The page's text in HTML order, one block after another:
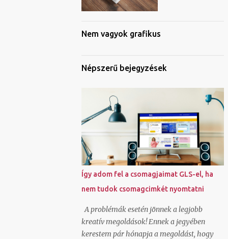
Nem vagyok grafikus
Népszerű bejegyzések
Így adom fel a csomagjaimat GLS-el, ha
nem tudok csomagcimkét nyomtatni
A problémák esetén jönnek a legjobb
kreatív megoldások! Ennek a jegyében
kerestem pár hónapja a megoldást, hogy